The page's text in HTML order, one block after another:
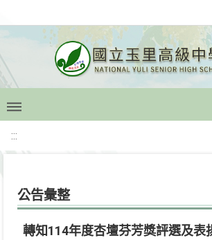
:::
公告彙整
轉知114年度杏壇芬芳獎評選及表